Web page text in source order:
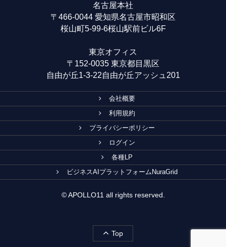
名古屋本社
〒466-0044 愛知県名古屋市昭和区
桜山町5-99-6桜山駅前ビル6F
東京オフィス
〒152-0035 東京都目黒区
自由が丘1-3-22自由が丘アッシュ201
会社概要
利用規約
プライバシーポリシー
ログイン
各種LP
ビジネスAIプラットフォームNuraGrid
© APOLLO11 all rights reserved.
Top